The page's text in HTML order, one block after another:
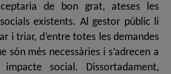
de bon grat, ateses les
existents. Al gestor públic li
i triar, d’entre totes les demandes
són més necessàries i s’adrecen a
social. Dissortadament,